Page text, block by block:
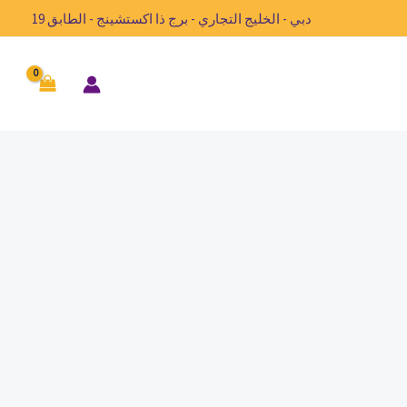
دبي - الخليج التجاري - برج ذا اكستشينج - الطابق 19